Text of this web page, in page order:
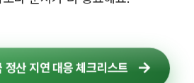
산 지연 대응 체크리스트